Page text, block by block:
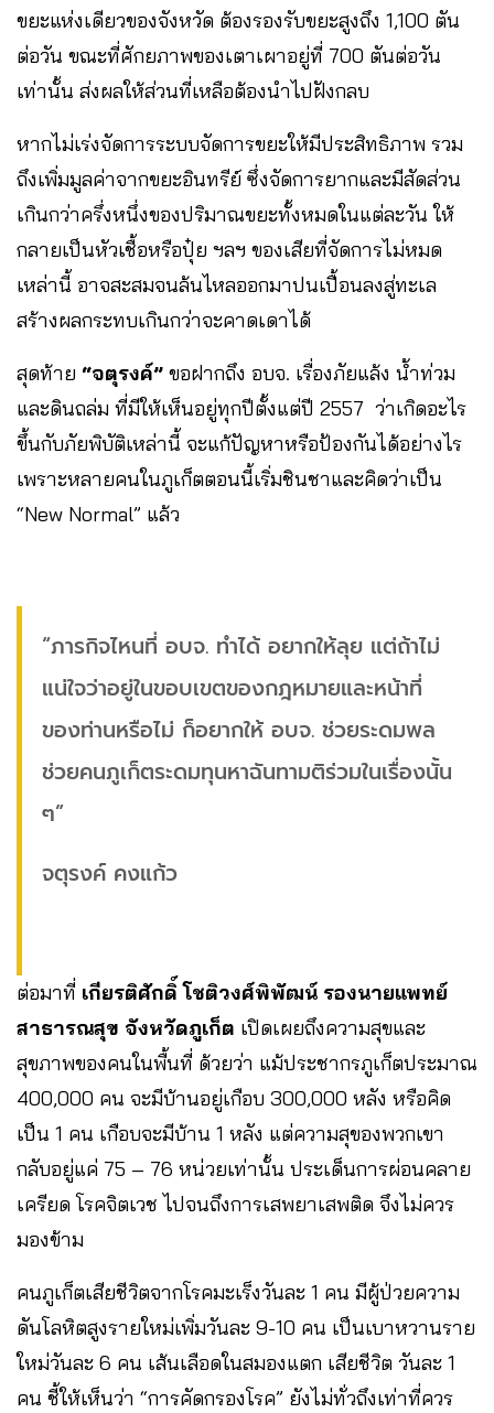
ขยะแห่งเดียวของจังหวัด ต้องรองรับขยะสูงถึง 1,100 ตัน
ต่อวัน ขณะที่ศักยภาพของเตาเผาอยู่ที่ 700 ตันต่อวัน
เท่านั้น ส่งผลให้ส่วนที่เหลือต้องนำไปฝังกลบ
หากไม่เร่งจัดการระบบจัดการขยะให้มีประสิทธิภาพ รวม
ถึงเพิ่มมูลค่าจากขยะอินทรีย์ ซึ่งจัดการยากและมีสัดส่วน
เกินกว่าครึ่งหนึ่งของปริมาณขยะทั้งหมดในแต่ละวัน ให้
กลายเป็นหัวเชื้อหรือปุ๋ย ฯลฯ ของเสียที่จัดการไม่หมด
เหล่านี้ อาจสะสมจนล้นไหลออกมาปนเปื้อนลงสู่ทะเล
สร้างผลกระทบเกินกว่าจะคาดเดาได้
สุดท้าย “จตุรงค์” ขอฝากถึง อบจ. เรื่องภัยแล้ง น้ำท่วม
และดินถล่ม ที่มีให้เห็นอยู่ทุกปีตั้งแต่ปี 2557 ว่าเกิดอะไร
ขึ้นกับภัยพิบัติเหล่านี้ จะแก้ปัญหาหรือป้องกันได้อย่างไร
เพราะหลายคนในภูเก็ตตอนนี้เริ่มชินชาและคิดว่าเป็น
“New Normal” แล้ว
“ภารกิจไหนที่ อบจ. ทำได้ อยากให้ลุย แต่ถ้าไม่
แน่ใจว่าอยู่ในขอบเขตของกฎหมายและหน้าที่
ของท่านหรือไม่ ก็อยากให้ อบจ. ช่วยระดมพล
ช่วยคนภูเก็ตระดมทุนหาฉันทามติร่วมในเรื่องนั้น
ๆ”
จตุรงค์ คงแก้ว
ต่อมาที่ เกียรติศักดิ์ โชติวงศ์พิพัฒน์ รองนายแพทย์
สาธารณสุข จังหวัดภูเก็ต เปิดเผยถึงความสุขและ
สุขภาพของคนในพื้นที่ ด้วยว่า แม้ประชากรภูเก็ตประมาณ
400,000 คน จะมีบ้านอยู่เกือบ 300,000 หลัง หรือคิด
เป็น 1 คน เกือบจะมีบ้าน 1 หลัง แต่ความสุของพวกเขา
กลับอยู่แค่ 75 – 76 หน่วยเท่านั้น ประเด็นการผ่อนคลาย
เครียด โรคจิตเวช ไปจนถึงการเสพยาเสพติด จึงไม่ควร
มองข้าม
คนภูเก็ตเสียชีวิตจากโรคมะเร็งวันละ 1 คน มีผู้ป่วยความ
ดันโลหิตสูงรายใหม่เพิ่มวันละ 9-10 คน เป็นเบาหวานราย
ใหม่วันละ 6 คน เส้นเลือดในสมองแตก เสียชีวิต วันละ 1
คน ชี้ให้เห็นว่า “การคัดกรองโรค” ยังไม่ทั่วถึงเท่าที่ควร